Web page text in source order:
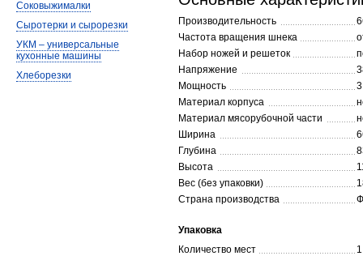
Производительность
Частота вращения шнека
Набор ножей и решеток
Напряжение
Мощность
Материал корпуса
Материал мясорубочной части
Ширина
Глубина
Высота
Вес (без упаковки)
Страна производства
Упаковка
Количество мест
1
Соковыжималки
Сыротерки и сырорезки
УКМ – универсальные
кухонные машины
Хлеборезки